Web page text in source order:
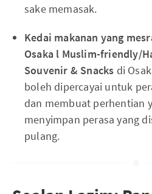
sake memasak.
Kedai makanan yang
Osaka l Muslim-friendly/
Souvenir & Snacks di
boleh dipercayai untuk
dan membuat perhentian
menyimpan perasa yang
pulang.